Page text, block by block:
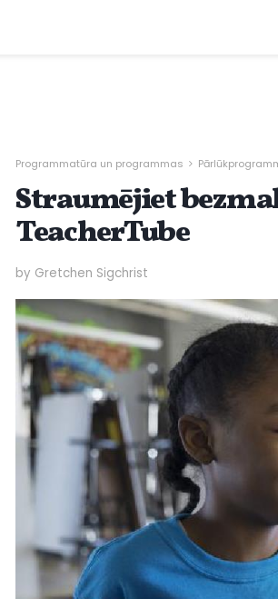
Programmatūra un programmas
Straumējiet
TeacherTube
by Gretchen Sigchrist